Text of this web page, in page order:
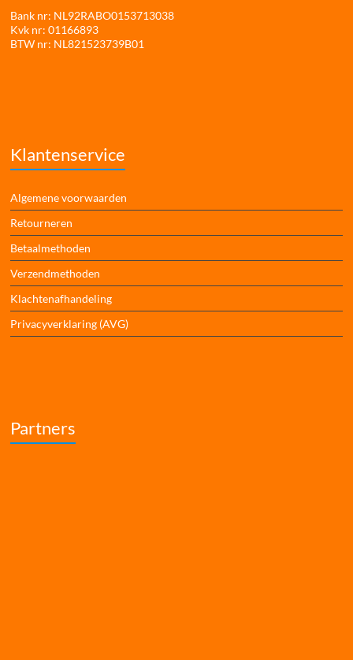
Bank nr: NL92RABO0153713038
Kvk nr: 01166893
BTW nr: NL821523739B01
Klantenservice
Algemene voorwaarden
Retourneren
Betaalmethoden
Verzendmethoden
Klachtenafhandeling
Privacyverklaring (AVG)
Partners